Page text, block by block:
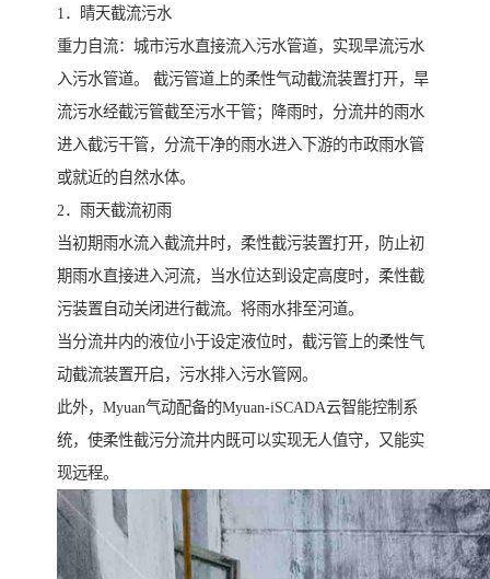
1．晴天截流污水
重力自流：城市污水直接流入污水管道，实现旱流污水
入污水管道。 截污管道上的柔性气动截流装置打开，旱
流污水经截污管截至污水干管；降雨时，分流井的雨水
进入截污干管，分流干净的雨水进入下游的市政雨水管
或就近的自然水体。
2．雨天截流初雨
当初期雨水流入截流井时，柔性截污装置打开，防止初
期雨水直接进入河流，当水位达到设定高度时，柔性截
污装置自动关闭进行截流。将雨水排至河道。
当分流井内的液位小于设定液位时，截污管上的柔性气
动截流装置开启，污水排入污水管网。
此外，Myuan气动配备的Myuan-iSCADA云智能控制系
统，使柔性截污分流井内既可以实现无人值守，又能实
现远程。